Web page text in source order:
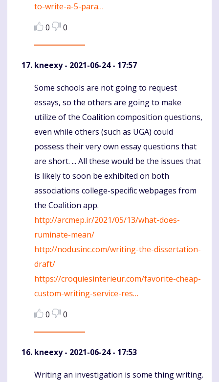
to-write-a-5-para…
0
0
kneexy- 2021-06-24 - 17:57
Komentaras
Some schools are not going to request
essays, so the others are going to make
utilize of the Coalition composition questions,
even while others (such as UGA) could
possess their very own essay questions that
are short. ... All these would be the issues that
is likely to soon be exhibited on both
associations college-specific webpages from
the Coalition app.
http://arcmep.ir/2021/05/13/what-does-
ruminate-mean/
http://nodusinc.com/writing-the-dissertation-
draft/
https://croquiesinterieur.com/favorite-cheap-
custom-writing-service-res…
0
0
kneexy- 2021-06-24 - 17:53
Komentaras
Writing an investigation is some thing writing.